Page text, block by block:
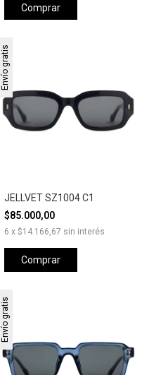
Comprar
Envío gratis
JELLVET SZ1004 C1
$85.000,00
6 x $14.166,67 sin interés
Comprar
Envío gratis